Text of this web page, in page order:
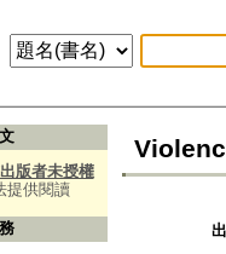
版者未授權
提供閱讀